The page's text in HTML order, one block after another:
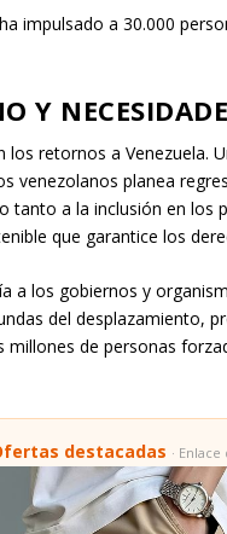
impulsado a 30.000
Y
retornos a Venezuela.
venezolanos planea
tanto a la inclusión en los
que garantice los
a los gobiernos y
del desplazamiento,
millones de personas
destacadas ·